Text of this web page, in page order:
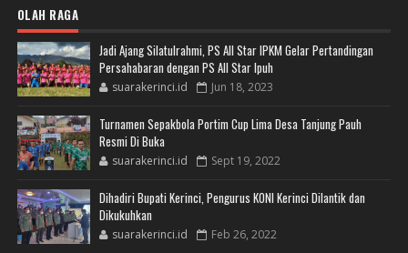
OLAH RAGA
Jadi Ajang Silatulrahmi, PS All Star IPKM Gelar Pertandingan
Persahabaran dengan PS All Star Ipuh
suarakerinci.id Jun 18, 2023
Turnamen Sepakbola Portim Cup Lima Desa Tanjung Pauh
Resmi Di Buka
suarakerinci.id Sept 19, 2022
Dihadiri Bupati Kerinci, Pengurus KONI Kerinci Dilantik dan
Dikukuhkan
suarakerinci.id Feb 26, 2022